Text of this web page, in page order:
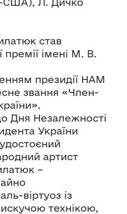
став
імені М. В.
президії НАМ
звання «Член-
Дня Незалежності
України
артист
–
віртуоз із
технікою,